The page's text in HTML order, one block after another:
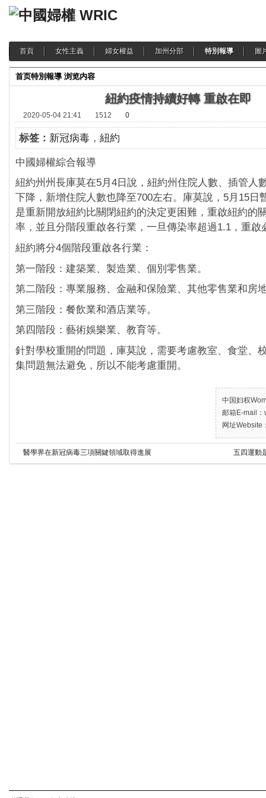
首頁 女性主義 婦女權益 加州分部 特別報導 圖
首页特別報導 浏览内容
紐約疫情持續好轉 重啟在即
2020-05-04 21:41 1512 0
标签： 新冠病毒 ， 紐約
中國婦權綜合報導
紐約州州長庫莫在5月4日說，紐約州住院人數、插管人
下降，新增住院人數也降至700左右。庫莫說，5月15日
是重新開放紐約比關閉紐約的決定更困難，重啟紐約的
率，並且分階段重啟各行業，一旦傳染率超過1.1，重啟
紐約將分4個階段重啟各行業：
第一階段：建築業、製造業、個別零售業。
第二階段：專業服務、金融和保險業、其他零售業和房
第三階段：餐飲業和酒店業等。
第四階段：藝術娛樂業、教育等。
針對學校重開的問題，庫莫說，需要考慮教室、食堂、
集問題無法避免，所以不能考慮重開。
中国妇权
邮箱E-mail
网址Website
醫學界在新冠病毒三項關鍵領域取得進展 五四運動